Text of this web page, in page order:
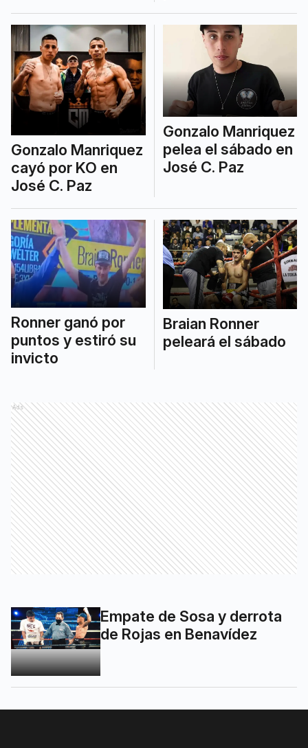
Gonzalo Manriquez
cayó por KO en
José C. Paz
Gonzalo Manriquez
pelea el sábado en
José C. Paz
Ronner ganó por
puntos y estiró su
invicto
Braian Ronner
peleará el sábado
Ads
Empate de Sosa y derrota
de Rojas en Benavídez